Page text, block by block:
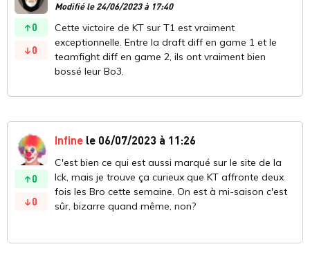
0
0
Modifié le 24/06/2023 à 17:40
Cette victoire de KT sur T1 est vraiment
exceptionnelle. Entre la draft diff en game 1 et le
teamfight diff en game 2, ils ont vraiment bien
bossé leur Bo3.
0
0
Infine le 06/07/2023 à 11:26
C'est bien ce qui est aussi marqué sur le site de la
lck, mais je trouve ça curieux que KT affronte deux
fois les Bro cette semaine. On est à mi-saison c'est
sûr, bizarre quand même, non?